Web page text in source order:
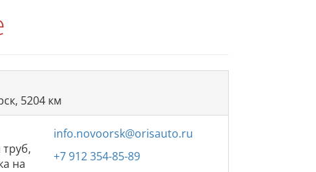
5204 км
труб,
на
info.novoorsk@orisauto.ru
+7 912 354-85-89